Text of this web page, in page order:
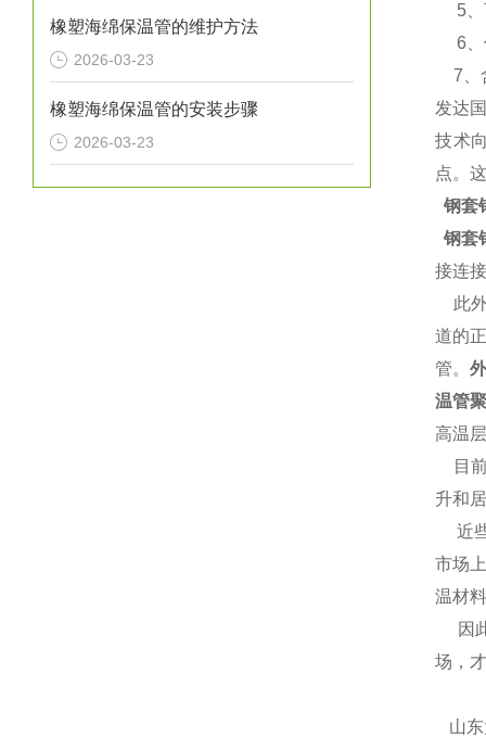
橡塑海绵保温管的维护方法
2026-03-23
橡塑海绵保温管的安装步骤
2026-03-23
5、
6、
7、
发达
技术
点。
钢套
钢套
接连
此
道的
管。
温管
高温
目前
升和
近些
市场
温材
因此
场，
山东